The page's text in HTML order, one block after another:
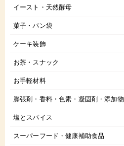
イースト・天然酵母
菓子・パン袋
ケーキ装飾
お茶・スナック
お手軽材料
膨張剤・香料・色素・凝固剤・添加物
塩とスパイス
スーパーフード・健康補助食品